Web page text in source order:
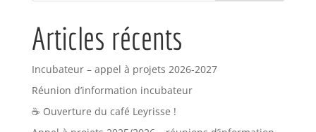
Articles récents
Incubateur – appel à projets 2026-2027
Réunion d’information incubateur
☕ Ouverture du café Leyrisse !